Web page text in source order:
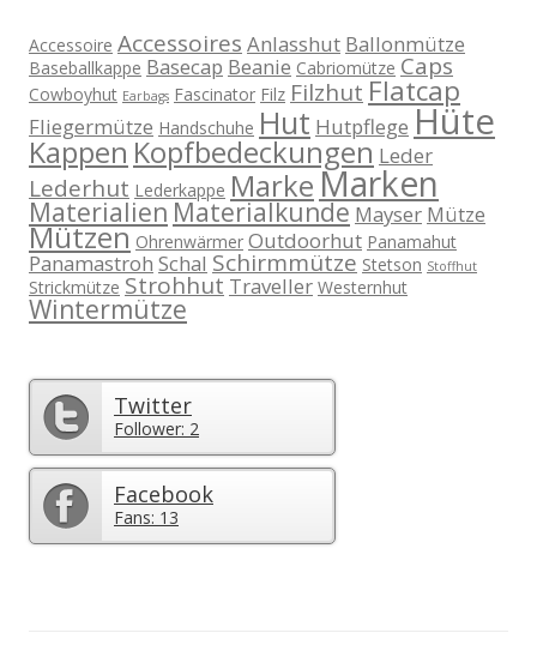
Accessoire Accessoires Anlasshut Ballonmütze
Baseballkappe Basecap Beanie Cabriomütze Caps
Cowboyhut Earbags Fascinator Filz Filzhut Flatcap
Fliegermütze Handschuhe Hut Hutpflege Hüte
Kappen Kopfbedeckungen Leder
Lederhut Lederkappe MarkeMarken
Materialien Materialkunde Mayser Mütze
Mützen Ohrenwärmer Outdoorhut Panamahut
Panamastroh Schal Schirmmütze Stetson Stoffhut
Strickmütze Strohhut Traveller Westernhut
Wintermütze
Twitter
Follower: 2
Facebook
Fans: 13